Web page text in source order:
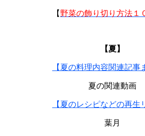
【 野菜の飾り切り方法１
【夏】
【夏の料理内容関連記事
夏の関連動画
【夏のレシピなどの再生
葉月